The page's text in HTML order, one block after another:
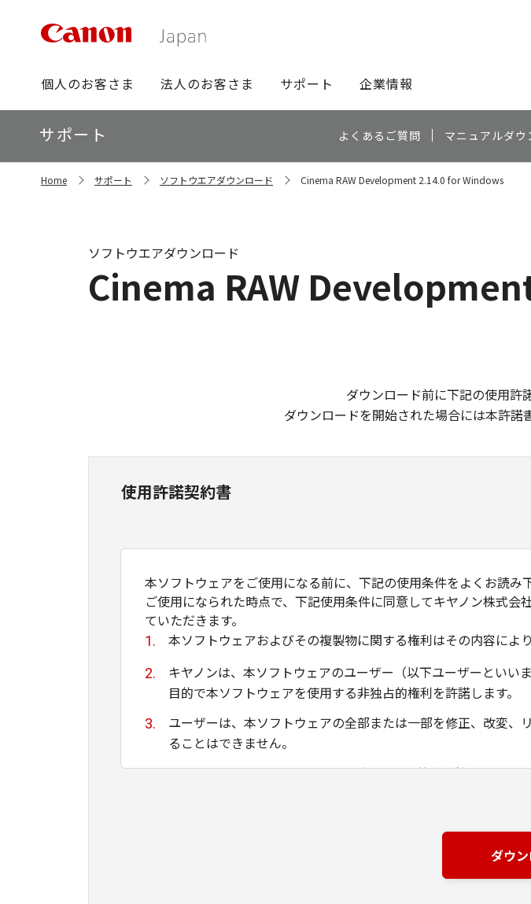
グ
ロ
ー
バ
ビ
個人のお客さま 法人のお客さま サポート 企業情報
ロ
ー
カ
ル
サポート よくあるご質問 マニュアルダウ
Home サポート ソフトウエアダウンロード Cinema RAW Development 2.14.0 for Windows
Cinema RAW
ソフトウエアダウンロード
ダウンロード前に下記の使用許
ダウンロードを開始された場合には本許諾
使用許諾契約書
本ソフトウェアをご使用になる前に、下記の使用条件をよくお読み
ご使用になられた時点で、下記使用条件に同意してキヤノン株式
ていただきます。
本ソフトウェアおよびその複製物に関する権利はその内容によ
キヤノンは、本ソフトウェアのユーザー（以下ユーザーといい
目的で本ソフトウェアを使用する非独占的権利を許諾します。
ユーザーは、本ソフトウェアの全部または一部を修正、改変
ることはできません。
キヤノン、キヤノンマーケティングジャパン株式会社およびキ
て生ずる直接的または間接的な損失、損害等について、いかな
ダウ